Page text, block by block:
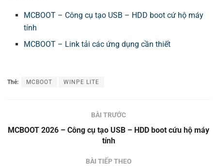
MCBOOT – Công cụ tạo USB – HDD boot cứ hộ máy
tính
MCBOOT – Link tải các ứng dụng cần thiết
Thẻ: MCBOOT WINPE LITE
BÀI TRƯỚC
MCBOOT 2026 – Công cụ tạo USB – HDD boot cứu hộ máy
tính
BÀI TIẾP THEO